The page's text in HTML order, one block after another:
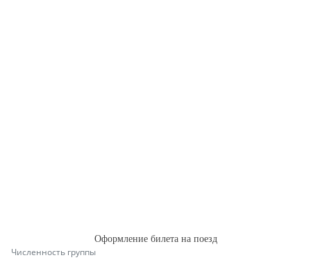
Оформление билета на поезд
Численность группы